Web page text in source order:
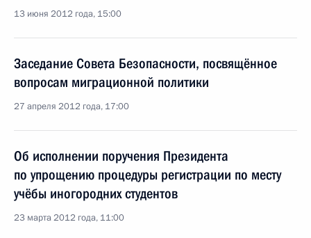
13 июня 2012 года, 15:00
Заседание Совета Безопасности, посвящённое
вопросам миграционной политики
27 апреля 2012 года, 17:00
Об исполнении поручения Президента
по упрощению процедуры регистрации по месту
учёбы иногородних студентов
23 марта 2012 года, 11:00